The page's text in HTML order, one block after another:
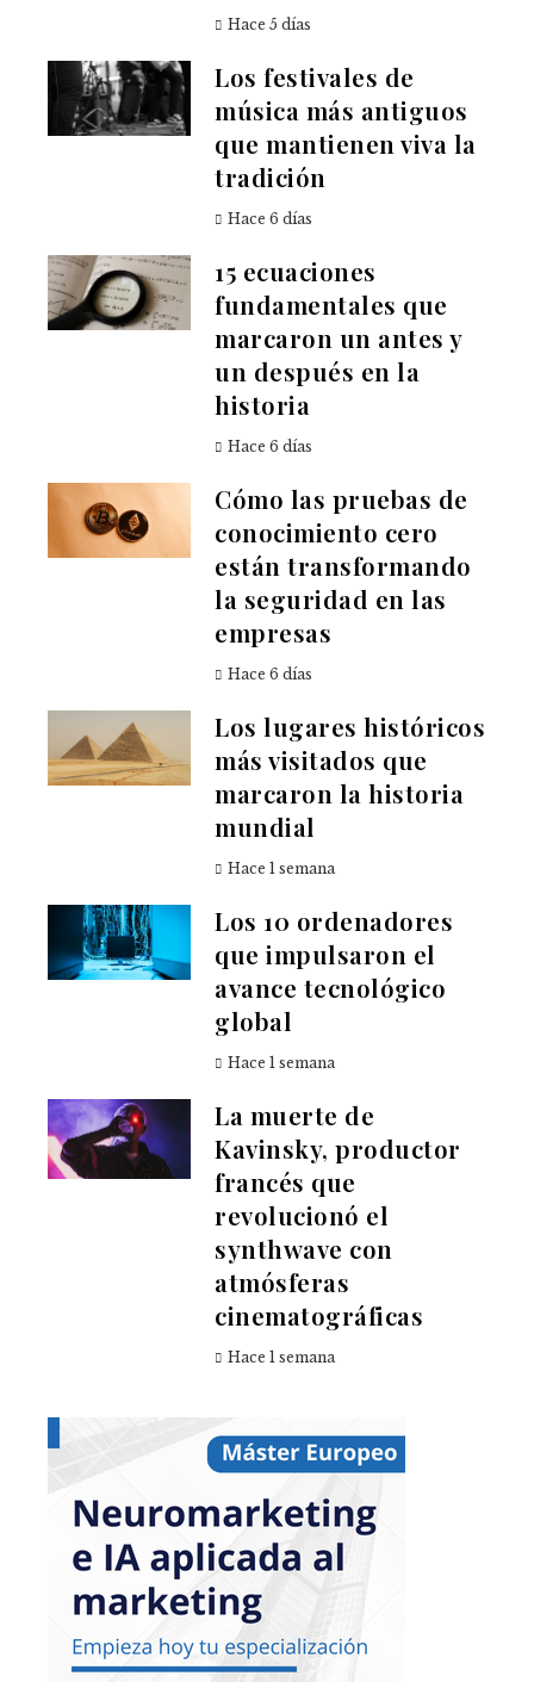
Hace 5 días
Los festivales de
música más antiguos
que mantienen viva la
tradición
Hace 6 días
15 ecuaciones
fundamentales que
marcaron un antes y
un después en la
historia
Hace 6 días
Cómo las pruebas de
conocimiento cero
están transformando
la seguridad en las
empresas
Hace 6 días
Los lugares históricos
más visitados que
marcaron la historia
mundial
Hace 1 semana
Los 10 ordenadores
que impulsaron el
avance tecnológico
global
Hace 1 semana
La muerte de
Kavinsky, productor
francés que
revolucionó el
synthwave con
atmósferas
cinematográficas
Hace 1 semana